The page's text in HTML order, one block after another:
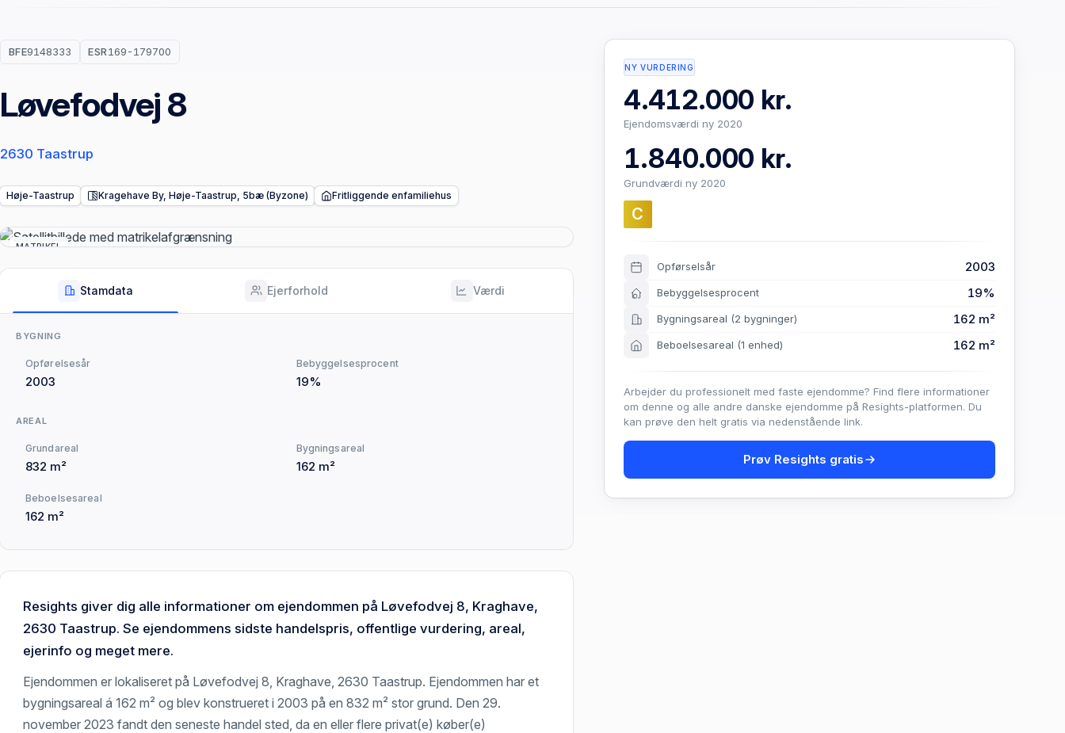
BFE9148333 ESR169-179700
Løvefodvej 8
2630 Taastrup
Høje-Taastrup Kragehave By, Høje-Taastrup, 5bæ (Byzone) Fritliggende enfamiliehus
MATRIKEL
Stamdata Ejerforhold Værdi
BYGNING
Opførelsesår
2003
Bebyggelsesprocent
19%
AREAL
Grundareal
832 m²
Bygningsareal
162 m²
Beboelsesareal
162 m²
Resights giver dig alle informationer om ejendommen på Løvefodvej 8, Kraghave,
2630 Taastrup. Se ejendommens sidste handelspris, offentlige vurdering, areal,
ejerinfo og meget mere.
Ejendommen er lokaliseret på Løvefodvej 8, Kraghave, 2630 Taastrup. Ejendommen har et
bygningsareal á 162 m² og blev konstrueret i 2003 på en 832 m² stor grund. Den 29.
november 2023 fandt den seneste handel sted, da en eller flere privat(e) køber(e)
NY VURDERING
4.412.000 kr.
Ejendomsværdi ny 2020
1.840.000 kr.
Grundværdi ny 2020
C
Opførselsår 2003
Bebyggelsesprocent 19%
Bygningsareal (2 bygninger) 162 m²
Beboelsesareal (1 enhed) 162 m²
Arbejder du professionelt med faste ejendomme? Find flere informationer
om denne og alle andre danske ejendomme på Resights-platformen. Du
kan prøve den helt gratis via nedenstående link.
Prøv Resights gratis